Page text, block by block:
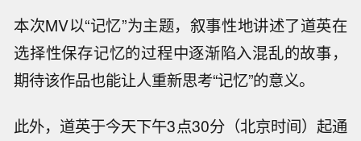
本次MV以“记忆”为主题，叙事性地讲述了道英在
选择性保存记忆的过程中逐渐陷入混乱的故事，
期待该作品也能让人重新思考“记忆”的意义。
此外，道英于今天下午3点30分（北京时间）起通